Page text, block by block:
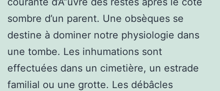
sombre d’un parent. Une obsèques se
destine à dominer notre physiologie dans
une tombe. Les inhumations sont
effectuées dans un cimetière, un estrade
familial ou une grotte. Les débâcles